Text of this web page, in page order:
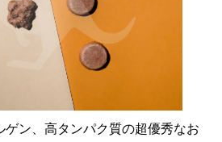
ゲン、高タンパク質の超優秀なお